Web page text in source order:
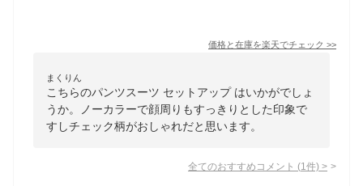
価格と在庫を楽天でチェック >>
まくりん
こちらのパンツスーツ セットアップ はいかがでしょ
うか。ノーカラーで顔周りもすっきりとした印象で
すしチェック柄がおしゃれだと思います。
全てのおすすめコメント (1 件) >